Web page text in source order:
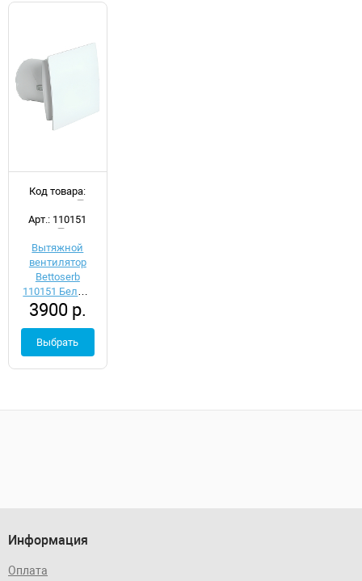
Код товара:
Арт.: 110151
Вытяжной
вентилятор
Bettoserb
110151 Белый
с обратным
клапаном
3900 р.
Выбрать
Информация
Оплата